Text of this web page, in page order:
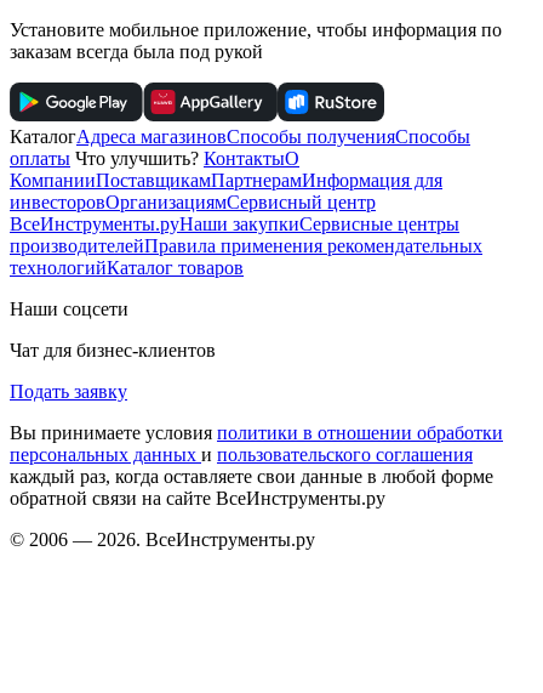
Установите мобильное приложение, чтобы информация по
заказам всегда была под рукой
КаталогАдреса магазиновСпособы полученияСпособы
оплаты Что улучшить? КонтактыО
КомпанииПоставщикамПартнерамИнформация для
инвесторовОрганизациямСервисный центр
ВсеИнструменты.руНаши закупкиСервисные центры
производителейПравила применения рекомендательных
технологийКаталог товаров
Наши соцсети
Чат для бизнес-клиентов
Подать заявку
Вы принимаете условия политики в отношении обработки
персональных данных и пользовательского соглашения
каждый раз, когда оставляете свои данные в любой форме
обратной связи на сайте ВсеИнструменты.ру
© 2006 — 2026. ВсеИнструменты.ру